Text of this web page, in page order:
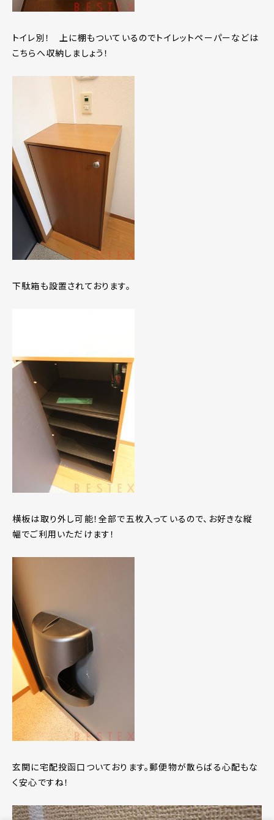
トイレ別！ 上に棚もついているのでトイレットペーパーなどは
こちらへ収納しましょう！
下駄箱も設置されております。
横板は取り外し可能！全部で五枚入っているので、お好きな縦
幅でご利用いただけます！
玄関に宅配投函口ついております。郵便物が散らばる心配もな
く安心ですね！